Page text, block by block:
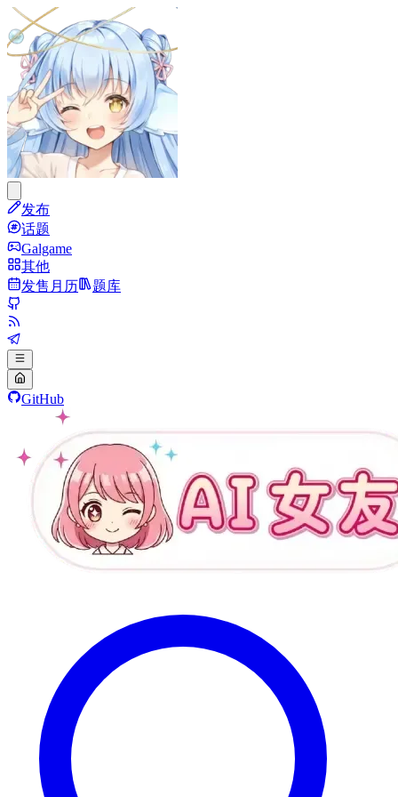
发布
话题
Galgame
其他
发售月历
题库
GitHub